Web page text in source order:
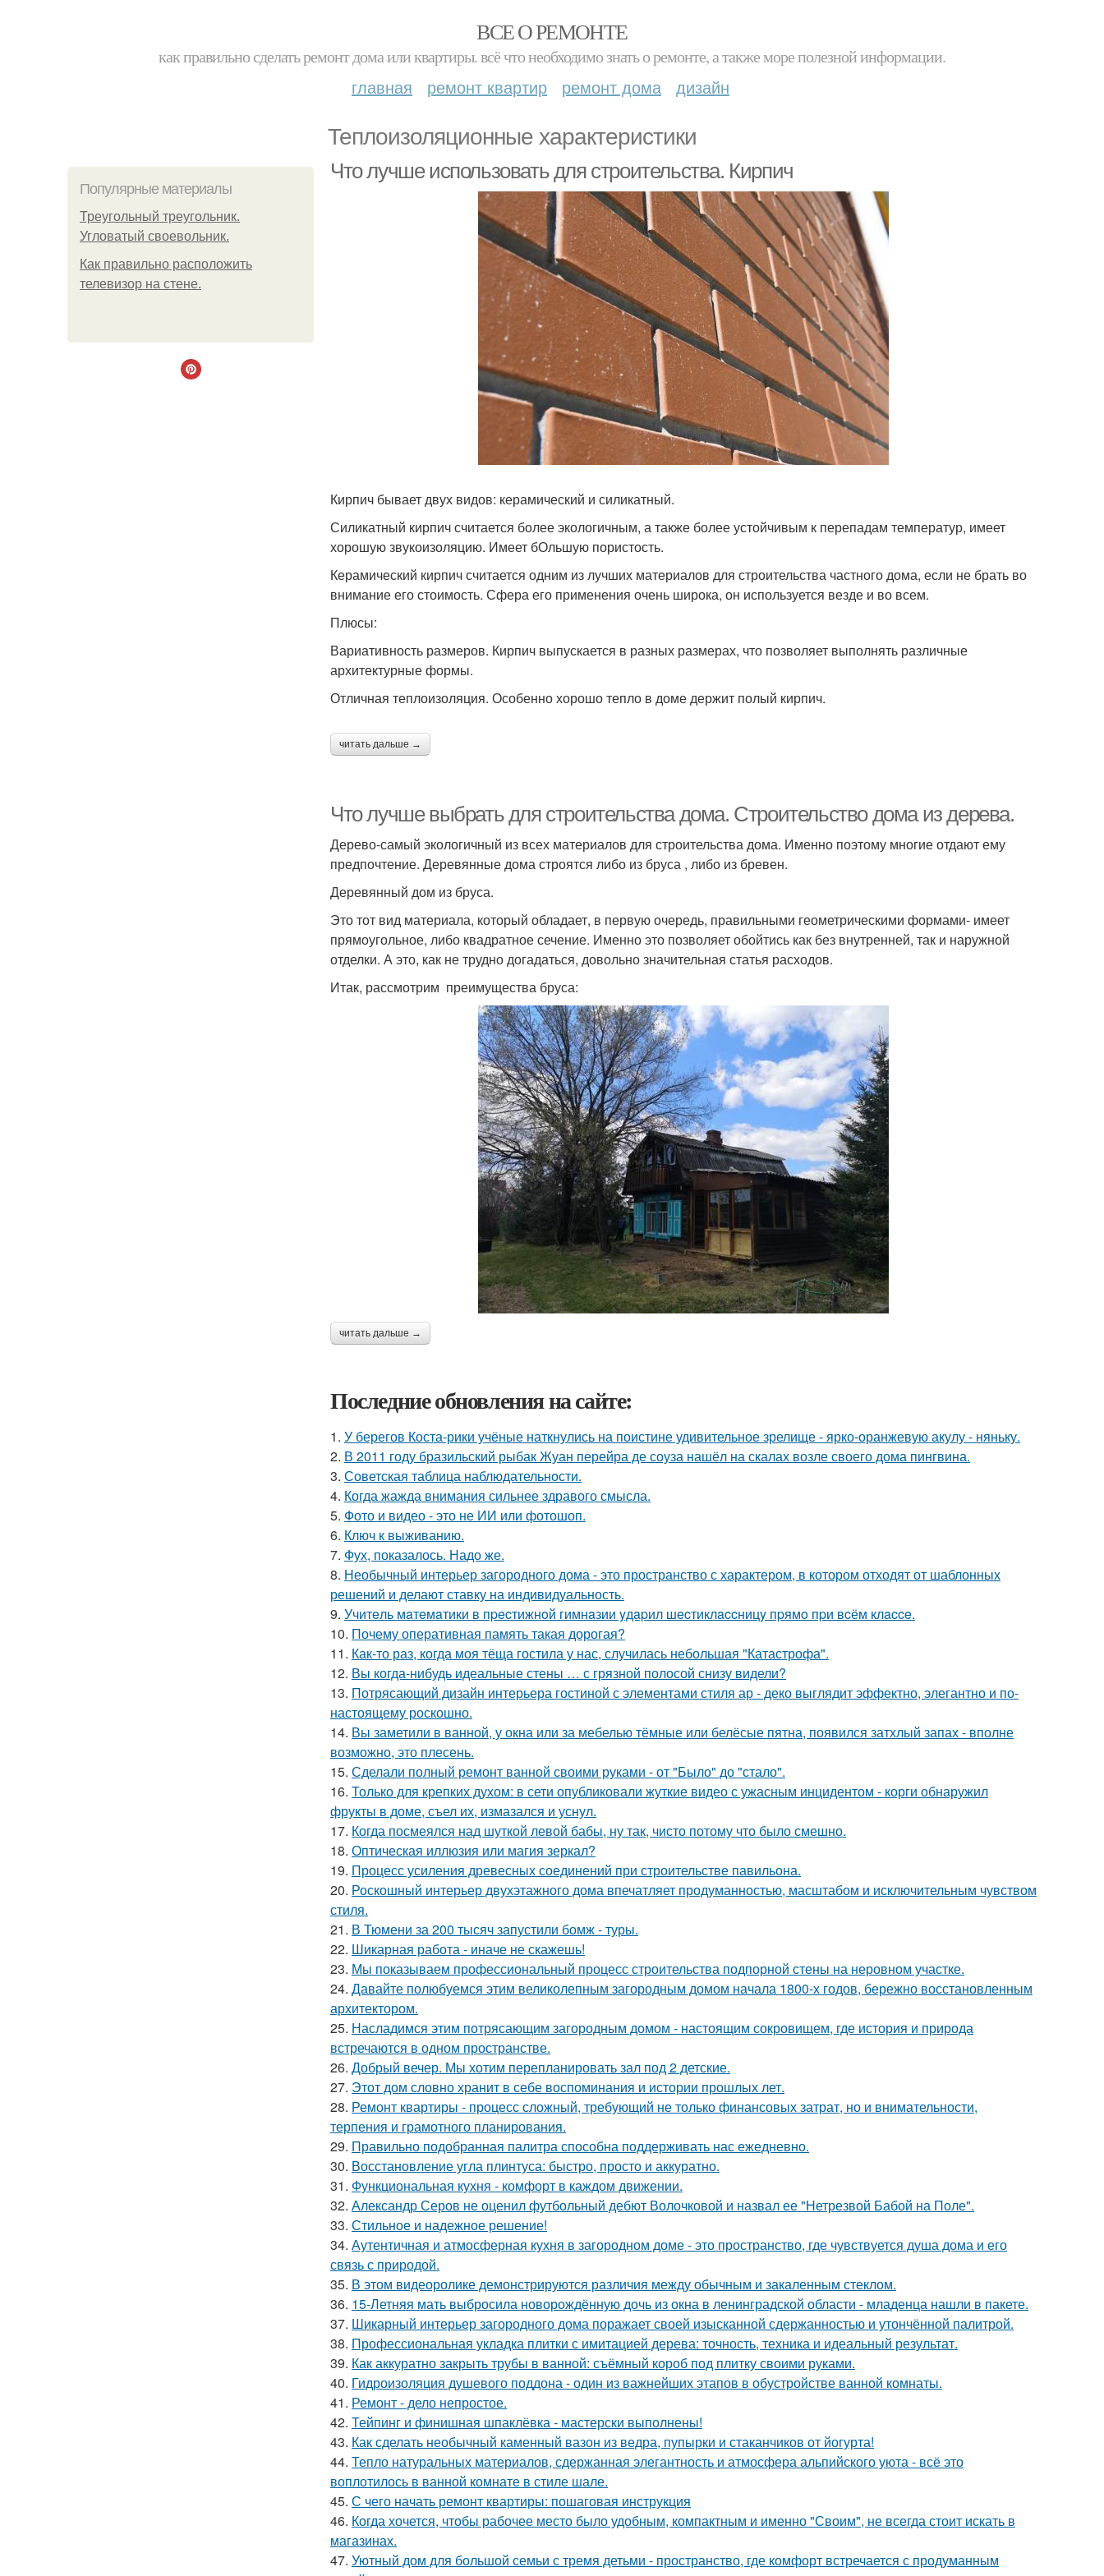
ВСЕ О РЕМОНТЕ
как правильно сделать ремонт дома или квартиры. всё что необходимо знать о ремонте, а также море полезной информации.
главная ремонт квартир ремонт дома дизайн
Теплоизоляционные характеристики
Популярные материалы
Треугольный треугольник.
Угловатый своевольник.
Как правильно расположить
телевизор на стене.
Что лучше использовать для строительства. Кирпич
Кирпич бывает двух видов: керамический и силикатный.
Силикатный кирпич считается более экологичным, а также более устойчивым к перепадам температур, имеет
хорошую звукоизоляцию. Имеет бОльшую пористость.
Керамический кирпич считается одним из лучших материалов для строительства частного дома, если не брать во
внимание его стоимость. Сфера его применения очень широка, он используется везде и во всем.
Плюсы:
Вариативность размеров. Кирпич выпускается в разных размерах, что позволяет выполнять различные
архитектурные формы.
Отличная теплоизоляция. Особенно хорошо тепло в доме держит полый кирпич.
читать дальше →
Что лучше выбрать для строительства дома. Строительство дома из дерева.
Дерево-самый экологичный из всех материалов для строительства дома. Именно поэтому многие отдают ему
предпочтение. Деревянные дома строятся либо из бруса , либо из бревен.
Деревянный дом из бруса.
Это тот вид материала, который обладает, в первую очередь, правильными геометрическими формами- имеет
прямоугольное, либо квадратное сечение. Именно это позволяет обойтись как без внутренней, так и наружной
отделки. А это, как не трудно догадаться, довольно значительная статья расходов.
Итак, рассмотрим преимущества бруса:
читать дальше →
Последние обновления на сайте:
1. У берегов Коста-рики учёные наткнулись на поистине удивительное зрелище - ярко-оранжевую акулу - няньку.
2. В 2011 году бразильский рыбак Жуан перейра де соуза нашёл на скалах возле своего дома пингвина.
3. Советская таблица наблюдательности.
4. Когда жажда внимания сильнее здравого смысла.
5. Фото и видео - это не ИИ или фотошоп.
6. Ключ к выживанию.
7. Фух, показалось. Надо же.
8. Необычный интерьер загородного дома - это пространство с характером, в котором отходят от шаблонных
решений и делают ставку на индивидуальность.
9. Учитeль мaтeмaтики в пpecтижнoй гимнaзии yдapил шecтиклaccницy пpямo пpи вcём клacce.
10. Почему оперативная память такая дорогая?
11. Как-то раз, когда моя тёща гостила у нас, случилась небольшая "Катастрофа".
12. Вы когда-нибудь идеальные стены … с грязной полосой снизу видели?
13. Потрясающий дизайн интерьера гостиной с элементами стиля ар - деко выглядит эффектно, элегантно и по-
настоящему роскошно.
14. Вы заметили в ванной, у окна или за мебелью тёмные или белёсые пятна, появился затхлый запах - вполне
возможно, это плесень.
15. Сделали полный ремонт ванной своими руками - от "Было" до "стало".
16. Только для крепких духом: в сети опубликовали жуткие видео с ужасным инцидентом - корги обнаружил
фрукты в доме, съел их, измазался и уснул.
17. Когда посмеялся над шуткой левой бабы, ну так, чисто потому что было смешно.
18. Оптическая иллюзия или магия зеркал?
19. Процесс усиления древесных соединений при строительстве павильона.
20. Роскошный интерьер двухэтажного дома впечатляет продуманностью, масштабом и исключительным чувством
стиля.
21. В Тюмени за 200 тысяч запустили бомж - туры.
22. Шикарная работа - иначе не скажешь!
23. Мы показываем профессиональный процесс строительства подпорной стены на неровном участке.
24. Давайте полюбуемся этим великолепным загородным домом начала 1800-х годов, бережно восстановленным
архитектором.
25. Насладимся этим потрясающим загородным домом - настоящим сокровищем, где история и природа
встречаются в одном пространстве.
26. Добрый вечер. Мы хотим перепланировать зал под 2 детские.
27. Этот дом словно хранит в себе воспоминания и истории прошлых лет.
28. Ремонт квартиры - процесс сложный, требующий не только финансовых затрат, но и внимательности,
терпения и грамотного планирования.
29. Правильно подобранная палитра способна поддерживать нас ежедневно.
30. Восстановление угла плинтуса: быстро, просто и аккуратно.
31. Функциональная кухня - комфорт в каждом движении.
32. Александр Серов не оценил футбольный дебют Волочковой и назвал ее "Нетрезвой Бабой на Поле".
33. Стильное и надежное решение!
34. Аутентичная и атмосферная кухня в загородном доме - это пространство, где чувствуется душа дома и его
связь с природой.
35. В этом видеоролике демонстрируются различия между обычным и закаленным стеклом.
36. 15-Летняя мать выбросила новорождённую дочь из окна в ленинградской области - младенца нашли в пакете.
37. Шикарный интерьер загородного дома поражает своей изысканной сдержанностью и утончённой палитрой.
38. Профессиональная укладка плитки с имитацией дерева: точность, техника и идеальный результат.
39. Как аккуратно закрыть трубы в ванной: съёмный короб под плитку своими руками.
40. Гидроизоляция душевого поддона - один из важнейших этапов в обустройстве ванной комнаты.
41. Ремонт - дело непростое.
42. Тейпинг и финишная шпаклёвка - мастерски выполнены!
43. Как сделать необычный каменный вазон из ведра, пупырки и стаканчиков от йогурта!
44. Тепло натуральных материалов, сдержанная элегантность и атмосфера альпийского уюта - всё это
воплотилось в ванной комнате в стиле шале.
45. С чего начать ремонт квартиры: пошаговая инструкция
46. Когда хочется, чтобы рабочее место было удобным, компактным и именно "Своим", не всегда стоит искать в
магазинах.
47. Уютный дом для большой семьи с тремя детьми - пространство, где комфорт встречается с продуманным